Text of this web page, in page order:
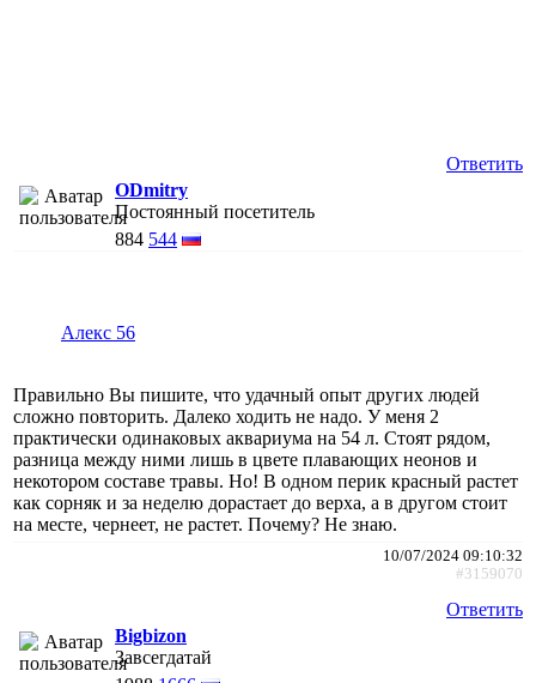
Ответить
ODmitry
Постоянный посетитель
884 544
Алекс 56
Правильно Вы пишите, что удачный опыт других людей
сложно повторить. Далеко ходить не надо. У меня 2
практически одинаковых аквариума на 54 л. Стоят рядом,
разница между ними лишь в цвете плавающих неонов и
некотором составе травы. Но! В одном перик красный растет
как сорняк и за неделю дорастает до верха, а в другом стоит
на месте, чернеет, не растет. Почему? Не знаю.
10/07/2024 09:10:32
#3159070
Ответить
Bigbizon
Завсегдатай